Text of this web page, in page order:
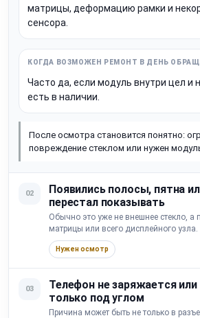
матрицы, деформацию рамки и
сенсора.
Часто да, если модуль внутри цел и
есть в наличии.
После осмотра становится понятно:
повреждение стеклом или нужен
02
Появились полосы, пятна
перестал показывать
Обычно это уже не внешнее стекло, а
матрицы или всего дисплейного узла.
Нужен осмотр
03
Телефон не заряжается
только под углом
Причина может быть не только в